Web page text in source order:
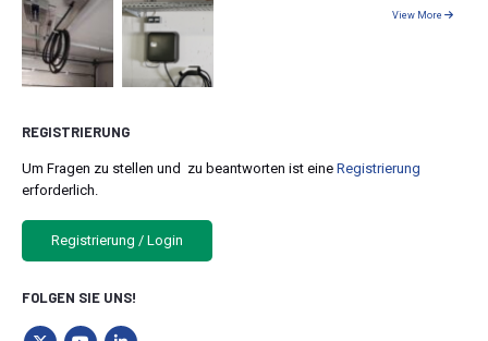
View More
REGISTRIERUNG
Um Fragen zu stellen und zu beantworten ist eine Registrierung
erforderlich.
Registrierung / Login
FOLGEN SIE UNS!